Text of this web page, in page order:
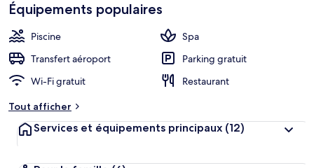
cœur
r
n
Équipements populaires
Piscine
Spa
Transfert aéroport
Parking gratuit
Wi-Fi gratuit
Restaurant
Tout afficher
Services et équipements principaux (12)